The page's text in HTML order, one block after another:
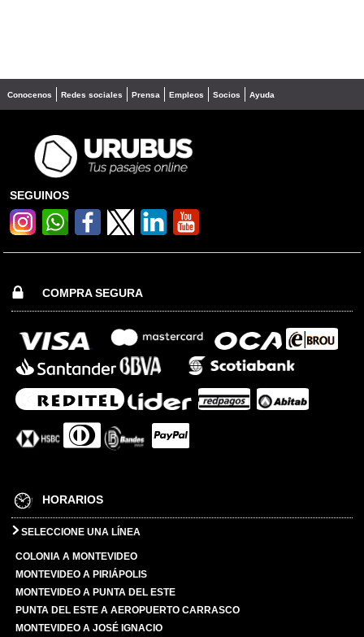
Conocenos Redes sociales Prensa Empleos Socios Ayuda
SEGUINOS
COMPRA SEGURA
HORARIOS
SELECCIONE UNA LÍNEA
COLONIA A MONTEVIDEO
MONTEVIDEO A PIRIÁPOLIS
MONTEVIDEO A PUNTA DEL ESTE
PUNTA DEL ESTE A AEROPUERTO CARRASCO
MONTEVIDEO A JOSÉ IGNACIO